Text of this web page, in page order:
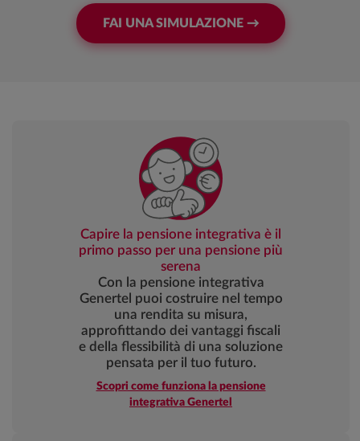
FAI UNA SIMULAZIONE →
Capire la pensione integrativa è il
primo passo per una pensione più
serena
Con la pensione integrativa
Genertel puoi costruire nel tempo
una rendita su misura,
approfittando dei vantaggi fiscali
e della flessibilità di una soluzione
pensata per il tuo futuro.
Scopri come funziona la pensione
integrativa Genertel